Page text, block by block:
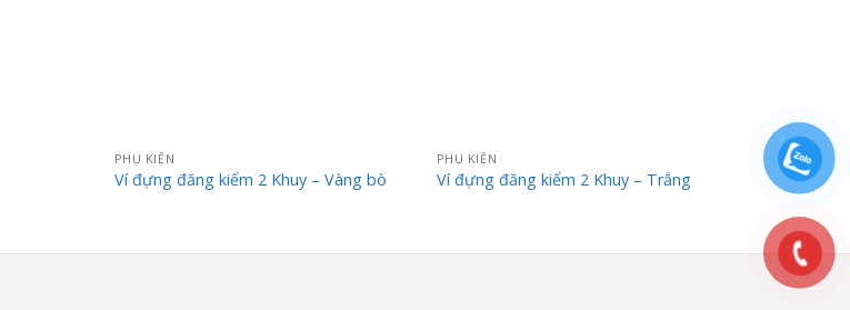
PHỤ KIỆN
Ví đựng đăng kiểm 2 Khuy – Vàng bò
PHỤ KIỆN
Ví đựng đăng kiểm 2 Khuy – Trắng
PHỤ KIỆN
Tui treo xe